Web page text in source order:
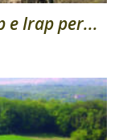
e Irap per...